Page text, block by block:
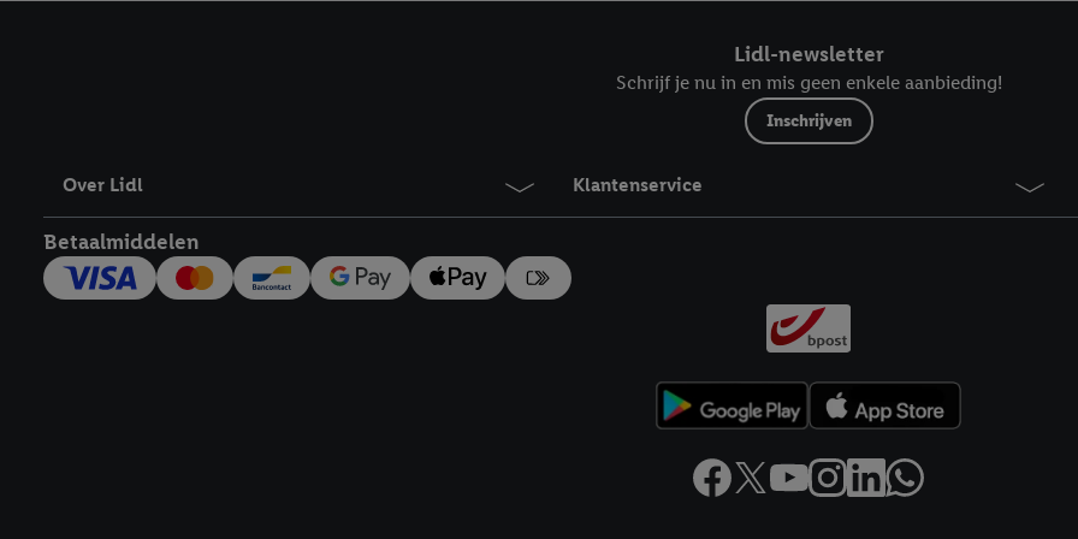
Lidl-newsletter
Schrijf je nu in en mis geen enkele aanbieding!
Inschrijven
Over Lidl Klantenservice
Betaalmiddelen